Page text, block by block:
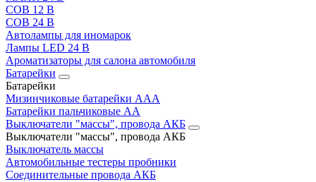
COB 12 В
COB 24 В
Автолампы для иномарок
Лампы LED 24 B
Ароматизаторы для салона автомобиля
Батарейки
Батарейки
Мизинчиковые батарейки AAA
Батарейки пальчиковые АА
Выключатели "массы", провода АКБ
Выключатели "массы", провода АКБ
Выключатель массы
Автомобильные тестеры пробники
Соединительные провода АКБ